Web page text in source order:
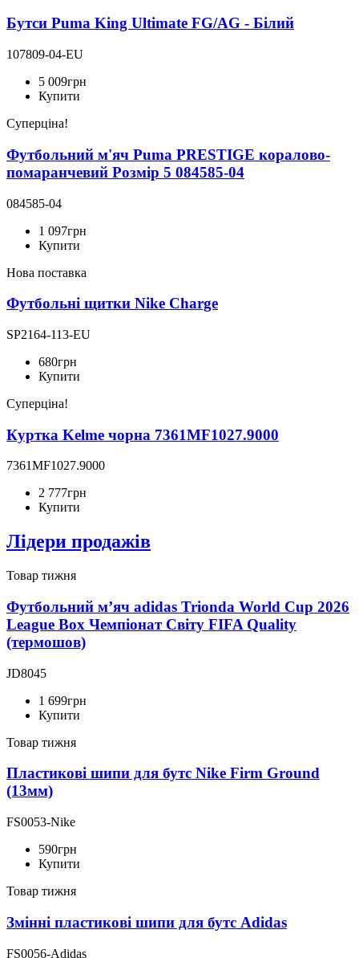
Бутси Puma King Ultimate FG/AG - Білий
107809-04-EU
5 009грн
Купити
Суперціна!
Футбольний м'яч Puma PRESTIGE коралово-
помаранчевий Розмір 5 084585-04
084585-04
1 097грн
Купити
Нова поставка
Футбольні щитки Nike Charge
SP2164-113-EU
680грн
Купити
Суперціна!
Куртка Kelme чорна 7361MF1027.9000
7361MF1027.9000
2 777грн
Купити
Лідери продажів
Товар тижня
Футбольний м’яч adidas Trionda World Cup 2026
League Box Чемпіонат Світу FIFA Quality
(термошов)
JD8045
1 699грн
Купити
Товар тижня
Пластикові шипи для бутс Nike Firm Ground
(13мм)
FS0053-Nike
590грн
Купити
Товар тижня
Змінні пластикові шипи для бутс Adidas
FS0056-Adidas